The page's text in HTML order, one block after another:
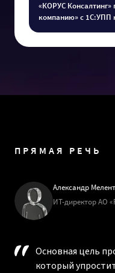
«КОРУС
компанию» с 1С:УПП
ПРЯМАЯ РЕЧЬ
Александр
ИТ-директор АО
Основная цель
который